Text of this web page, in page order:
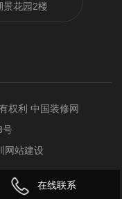
景花园2楼
权利 中国装修网
号
网站建设
在线联系